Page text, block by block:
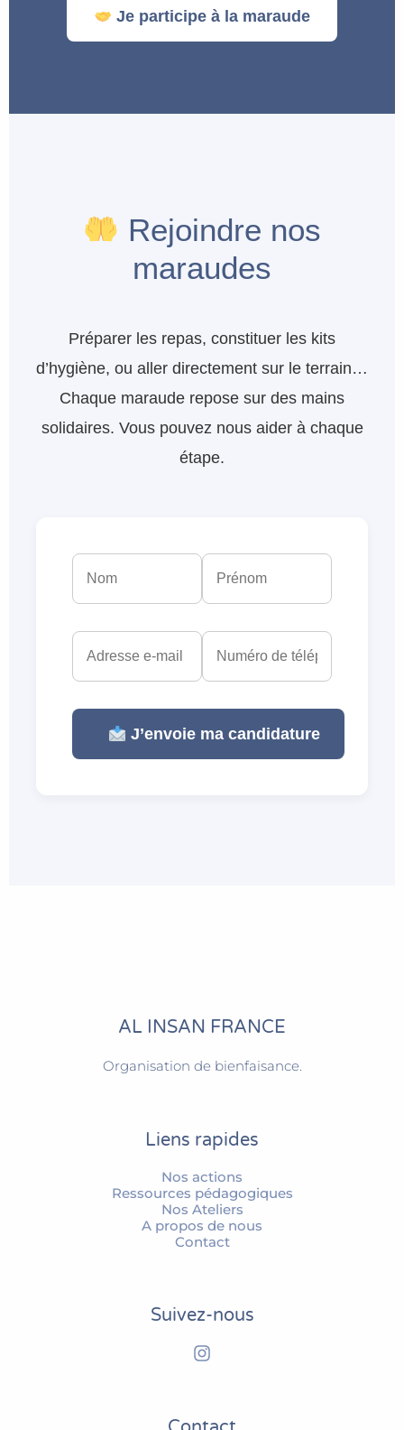
Je participe à la maraude
Rejoindre nos
maraudes
Préparer les repas, constituer les kits
d’hygiène, ou aller directement sur le terrain…
Chaque maraude repose sur des mains
solidaires. Vous pouvez nous aider à chaque
étape.
J’envoie ma candidature
AL INSAN FRANCE
Organisation de bienfaisance.
Liens rapides
Nos actions
Ressources pédagogiques
Nos Ateliers
A propos de nous
Contact
Suivez-nous